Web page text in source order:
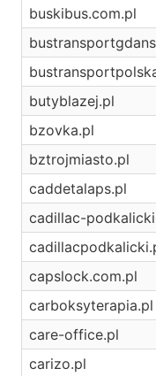
buskibus.com.pl
butyblazej.pl
bzovka.pl
bztrojmiasto.pl
caddetalaps.pl
cadillac-
capslock.com.pl
carboksyterapia.pl
care-office.pl
carizo.pl